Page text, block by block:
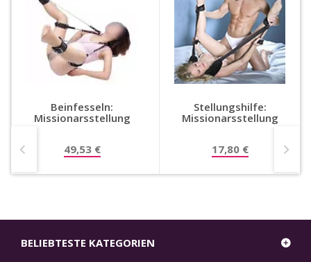
Beinfesseln:
Missionarsstellung
49,53 €
Stellungshilfe:
Missionarsstellung
17,80 €
BELIEBTESTE KATEGORIEN